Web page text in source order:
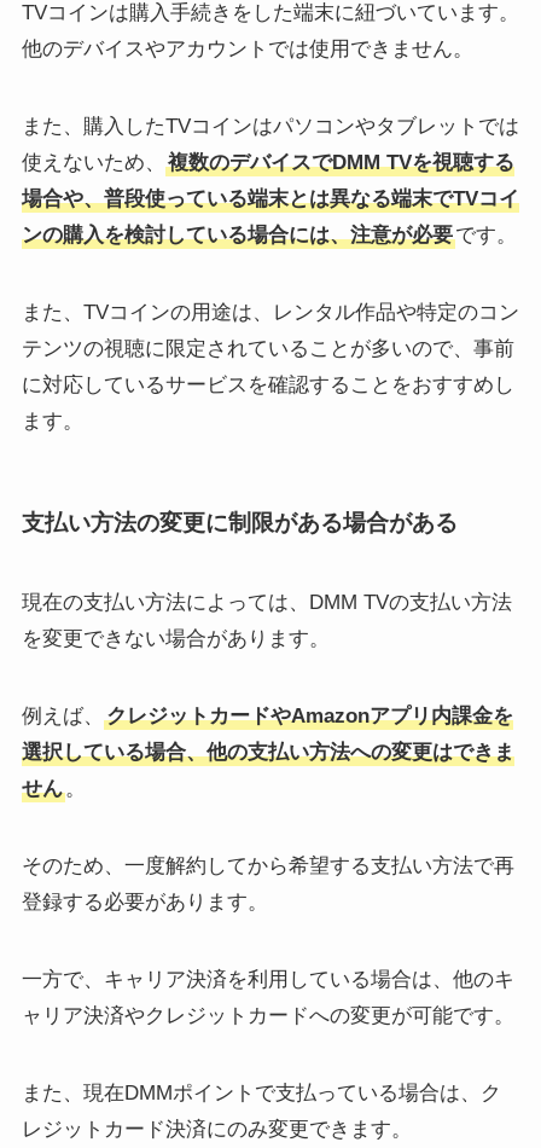
TVコインは購入手続きをした端末に紐づいています。
他のデバイスやアカウントでは使用できません。
また、購入したTVコインはパソコンやタブレットでは
使えないため、
複数のデバイスでDMM TVを視聴する
場合や、普段使っている端末とは異なる端末でTVコイ
ンの購入を検討している場合には、注意が必要です。
また、TVコインの用途は、レンタル作品や特定のコン
テンツの視聴に限定されていることが多いので、事前
に対応しているサービスを確認することをおすすめし
ます。
支払い方法の変更に制限がある場合がある
現在の支払い方法によっては、DMM TVの支払い方法
を変更できない場合があります。
例えば、
クレジットカードやAmazonアプリ内課金を
選択している場合、他の支払い方法への変更はできま
せん。
そのため、一度解約してから希望する支払い方法で再
登録する必要があります。
一方で、キャリア決済を利用している場合は、他のキ
ャリア決済やクレジットカードへの変更が可能です。
また、現在DMMポイントで支払っている場合は、ク
レジットカード決済にのみ変更できます。